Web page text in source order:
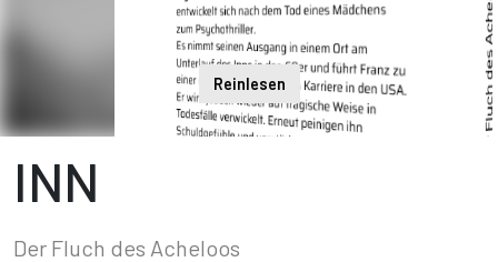
Reinlesen
INN
Der Fluch des Acheloos